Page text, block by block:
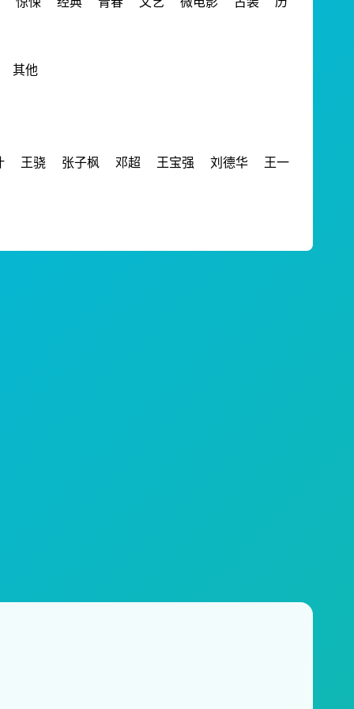
其他
王骁 张子枫 邓超 王宝强 刘德华 王一